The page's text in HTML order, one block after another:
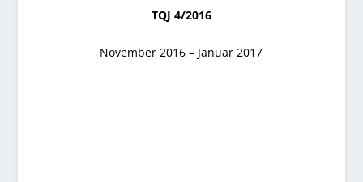
TQJ 4/2016
November 2016 – Januar 2017